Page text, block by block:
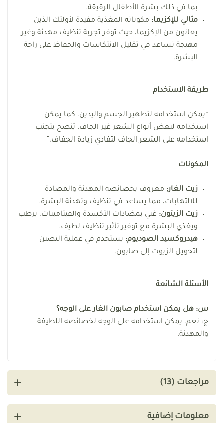
بما في ذلك بشرة الأطفال الرقيقة.
مثالي للإكزيما: مكوناته المغذية مفيدة لأولئك الذين
يعانون من الإكزيما، حيث توفر تجربة تنظيف مهدئة وغير
مهيجة تساعد في تقليل الانتكاسات والحفاظ على راحة
البشرة.
طريقة الاستخدام
“يمكن استخدامه لتطهير الجسم واليدين، كما يمكن
استخدامه لبعض أنواع الشعر غير الجاف. يُنصح بتجنب
استخدامه على الشعر الجاف لتفادي زيادة الجفاف.”
المكونات
زيت الغار: معروف بخصائصه المهدئة والمضادة
للالتهابات، مما يساعد في تنظيف وتهدئة البشرة.
زيت الزيتون: غني بمضادات الأكسدة والفيتامينات، يرطب
ويغذي البشرة مع توفير تأثير تنظيف لطيف.
هيدروكسيد الصوديوم: يستخدم في عملية التصبن
لتحويل الزيوت إلى صابون.
الأسئلة الشائعة
س: هل يمكن استخدام صابون الغار على الوجه؟
ج: نعم، يمكن استخدامه على الوجه لخصائصه اللطيفة
والمهدئة.
مراجعات (13)
معلومات إضافية